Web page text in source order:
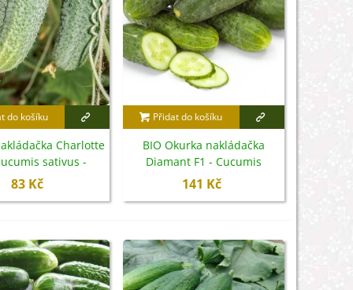
do košíku
Charlotte
sativus -
semena - 6 ks
83 Kč
Přidat do košíku
BIO Okurka nakládačka
Diamant F1 - Cucumis
sativus - bio semena - 8 ks
141 Kč